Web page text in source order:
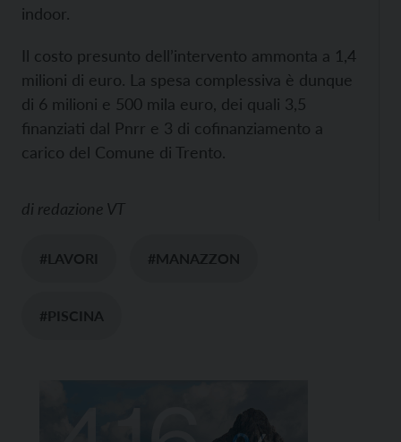
indoor.
Il costo presunto dell’intervento ammonta a 1,4
milioni di euro. La spesa complessiva è dunque
di 6 milioni e 500 mila euro, dei quali 3,5
finanziati dal Pnrr e 3 di cofinanziamento a
carico del Comune di Trento.
di redazione VT
#LAVORI #MANAZZON
#PISCINA